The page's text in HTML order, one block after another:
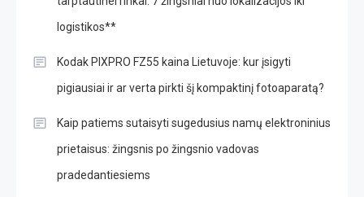
logistikos**
Kodak PIXPRO FZ55 kaina Lietuvoje: kur įsigyti
pigiausiai ir ar verta pirkti šį kompaktinį fotoaparatą?
Kaip patiems sutaisyti sugedusius namų elektroninius
prietaisus: žingsnis po žingsnio vadovas
pradedantiesiems